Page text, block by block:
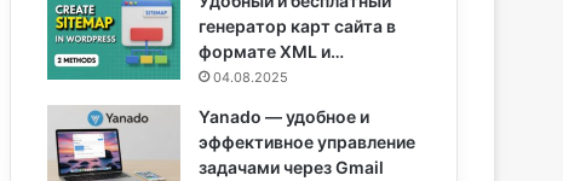
генератор карт сайта в
формате XML и…
04.08.2025
Yanado — удобное и
эффективное управление
задачами через Gmail